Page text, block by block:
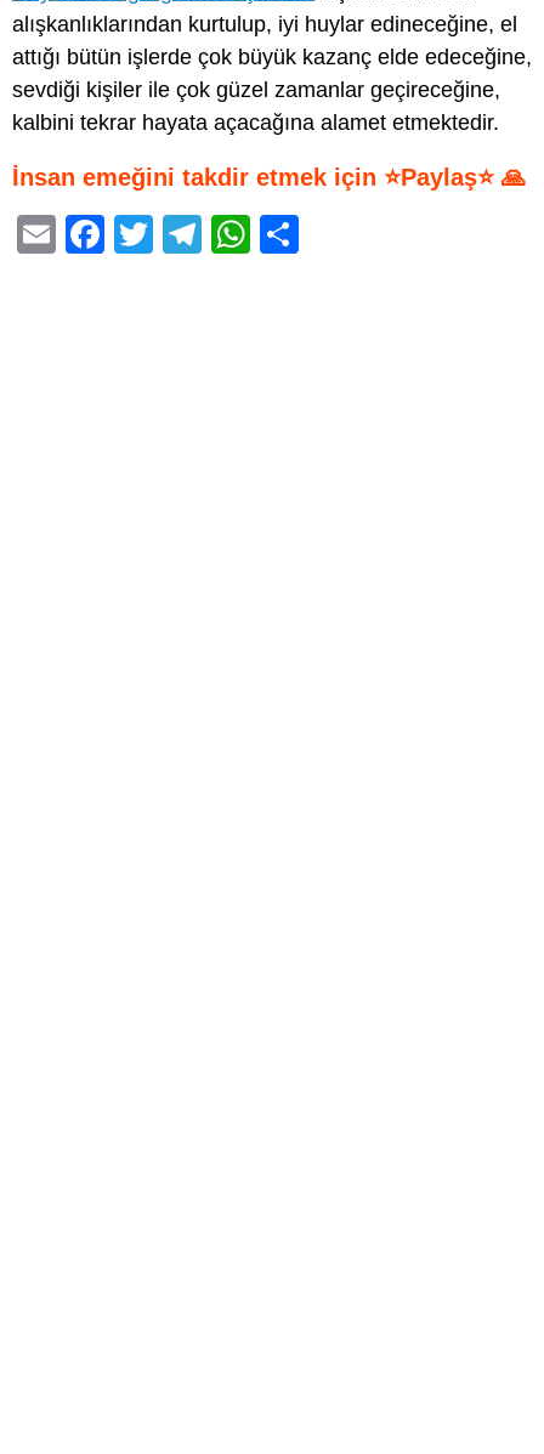
alışkanlıklarından kurtulup, iyi huylar edineceğine, el
attığı bütün işlerde çok büyük kazanç elde edeceğine,
sevdiği kişiler ile çok güzel zamanlar geçireceğine,
kalbini tekrar hayata açacağına alamet etmektedir.
İnsan emeğini takdir etmek için ⭐Paylaş⭐ 🙏
E
F
T
T
W